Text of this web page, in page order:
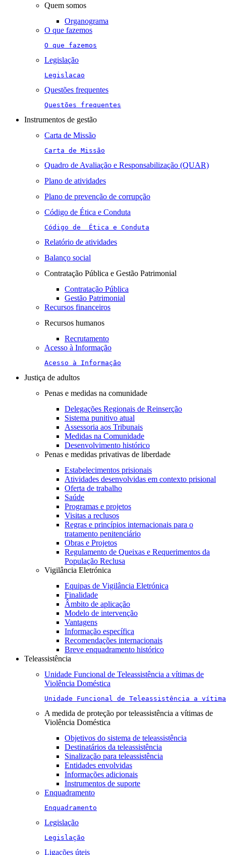
Quem somos
Organograma
O que fazemos
O que fazemos
Legislação
Legislacao
Questões frequentes
Questões frequentes
Instrumentos de gestão
Carta de Missão
Carta de Missão
Quadro de Avaliação e Responsabilização (QUAR)
Plano de atividades
Plano de prevenção de corrupção
Código de Ética e Conduta
Código de  Ética e Conduta
Relatório de atividades
Balanço social
Contratação Pública e Gestão Patrimonial
Contratação Pública
Gestão Patrimonial
Recursos financeiros
Recursos humanos
Recrutamento
Acesso à Informação
Acesso à Informação
Justiça de adultos
Penas e medidas na comunidade
Delegações Regionais de Reinserção
Sistema punitivo atual
Assessoria aos Tribunais
Medidas na Comunidade
Desenvolvimento histórico
Penas e medidas privativas de liberdade
Estabelecimentos prisionais
Atividades desenvolvidas em contexto prisional
Oferta de trabalho
Saúde
Programas e projetos
Visitas a reclusos
Regras e princípios internacionais para o
tratamento penitenciário
Obras e Projetos
Regulamento de Queixas e Requerimentos da
População Reclusa
Vigilância Eletrónica
Equipas de Vigilância Eletrónica
Finalidade
Âmbito de aplicação
Modelo de intervenção
Vantagens
Informação específica
Recomendações internacionais
Breve enquadramento histórico
Teleassistência
Unidade Funcional de Teleassistência a vítimas de
Violência Doméstica
Unidade Funcional de Teleassistência a
A medida de proteção por teleassistência a vítimas de
Violência Doméstica
Objetivos do sistema de teleassistência
Destinatários da teleassistência
Sinalização para teleassistência
Entidades envolvidas
Informações adicionais
Instrumentos de suporte
Enquadramento
Enquadramento
Legislação
Legislação
Ligações úteis